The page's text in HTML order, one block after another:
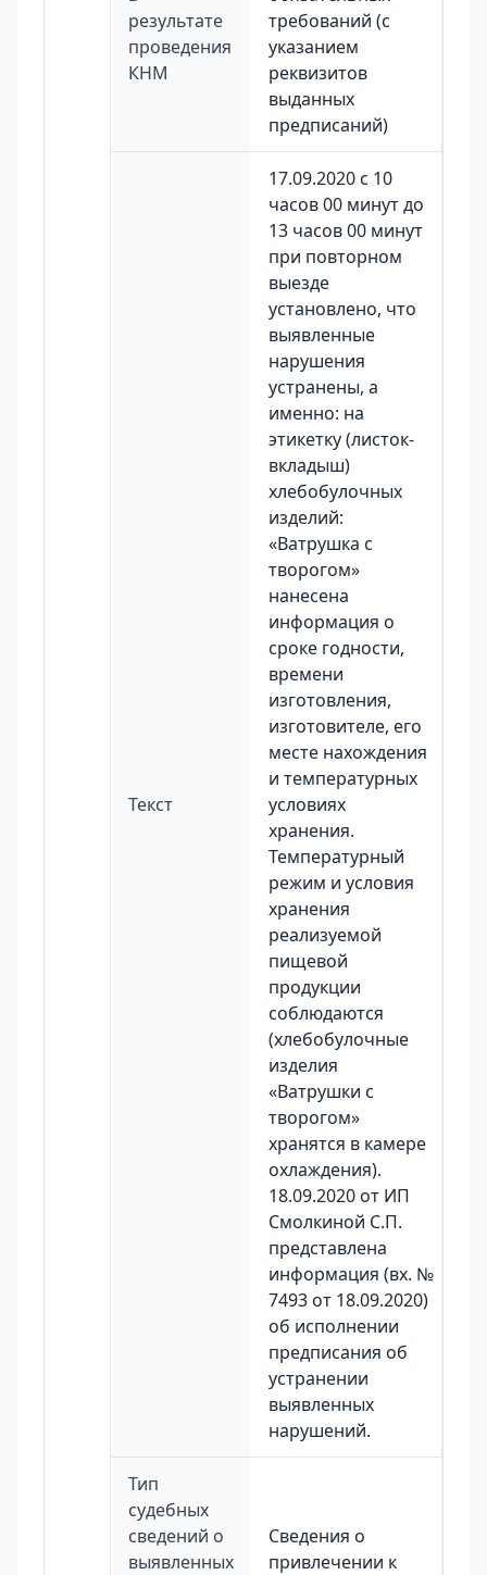
результате
проведения
КНМ
требований (с
указанием
реквизитов
выданных
предписаний)
Текст
17.09.2020 с 10
часов 00 минут до
13 часов 00 минут
при повторном
выезде
установлено, что
выявленные
нарушения
устранены, а
именно: на
этикетку (листок-
вкладыш)
хлебобулочных
изделий:
«Ватрушка с
творогом»
нанесена
информация о
сроке годности,
времени
изготовления,
изготовителе, его
месте нахождения
и температурных
условиях
хранения.
Температурный
режим и условия
хранения
реализуемой
пищевой
продукции
соблюдаются
(хлебобулочные
изделия
«Ватрушки с
творогом»
хранятся в камере
охлаждения).
18.09.2020 от ИП
Смолкиной С.П.
представлена
информация (вх. №
7493 от 18.09.2020)
об исполнении
предписания об
устранении
выявленных
нарушений.
Тип
судебных
сведений о
выявленных
Сведения о
привлечении к